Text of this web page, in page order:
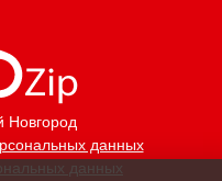
Новгород
данных
данных